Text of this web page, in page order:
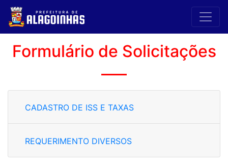
Formulário de Solicitações
CADASTRO DE ISS E TAXAS
REQUERIMENTO DIVERSOS